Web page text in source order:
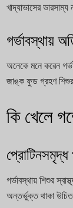
খাদ্যাভাসের
গর্ভাবস্থায়
অনেকে মনে করেন
জাঙ্ক ফুড গ্রহণ শিশুর
কি খেলে
প্রোটিনসমৃদ্ধ
গর্ভাবস্থায় শিশুর
অন্তর্ভুক্ত থাকা